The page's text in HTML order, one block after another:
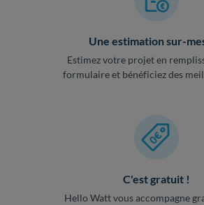
Une estimation sur-
Estimez votre projet en
formulaire et bénéficiez des
C'est gratuit !
Hello Watt vous accompagne